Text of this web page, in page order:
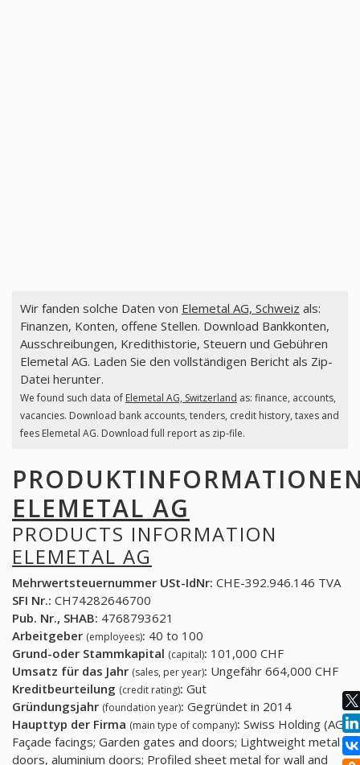
Wir fanden solche Daten von Elemetal AG, Schweiz als:
Finanzen, Konten, offene Stellen. Download Bankkonten,
Ausschreibungen, Kredithistorie, Steuern und Gebühren
Elemetal AG. Laden Sie den vollständigen Bericht als Zip-
Datei herunter.
We found such data of Elemetal AG, Switzerland as: finance, accounts,
vacancies. Download bank accounts, tenders, credit history, taxes and
fees Elemetal AG. Download full report as zip-file.
ELEMETAL AG
PRODUCTS INFORMATION
ELEMETAL AG
Mehrwertsteuernummer USt-IdNr: CHE-392.946.146 TVA
SFI Nr.: CH74282646700
Pub. Nr., SHAB: 4768793621
Arbeitgeber (employees): 40 to 100
Grund-oder Stammkapital (capital): 101,000 CHF
Umsatz für das Jahr (sales, per year): Ungefähr 664,000 CHF
Kreditbeurteilung (credit rating): Gut
Gründungsjahr (foundation year): Gegründet in 2014
Haupttyp der Firma (main type of company): Swiss Holding (AG)
Façade facings; Garden gates and doors; Lightweight metal
doors, aluminium doors; Profiled sheet metal for wall and